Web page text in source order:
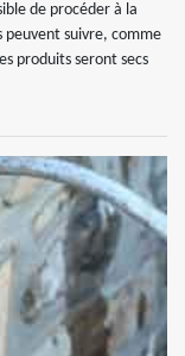
de procéder à la
suivre, comme
produits seront secs